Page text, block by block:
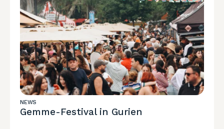
NEWS
Gemme-Festival in Gurien